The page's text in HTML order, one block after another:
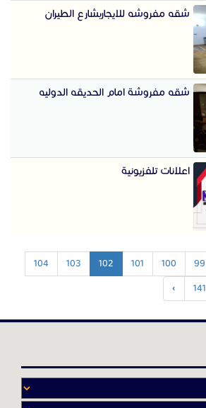
شقه مفروشه للايجاربشارع الطيران
شقه مفروشة امام الحديقه الدوليه
اعلانات تلفزيونية
99
100
101
102
103
104
141
›